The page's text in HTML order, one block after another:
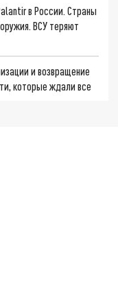
в России. Страны
ВСУ теряют
и возвращение
которые ждали все